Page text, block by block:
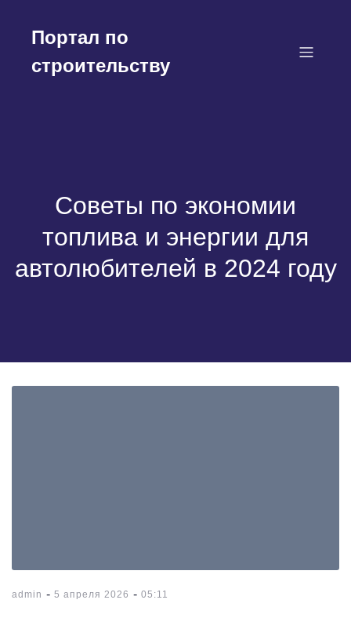
содержимому
Портал по
строительству
Советы по экономии
топлива и энергии для
автолюбителей в 2024 году
admin - 5 апреля 2026 - 05:11